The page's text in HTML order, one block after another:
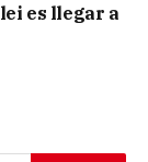
es llegar a